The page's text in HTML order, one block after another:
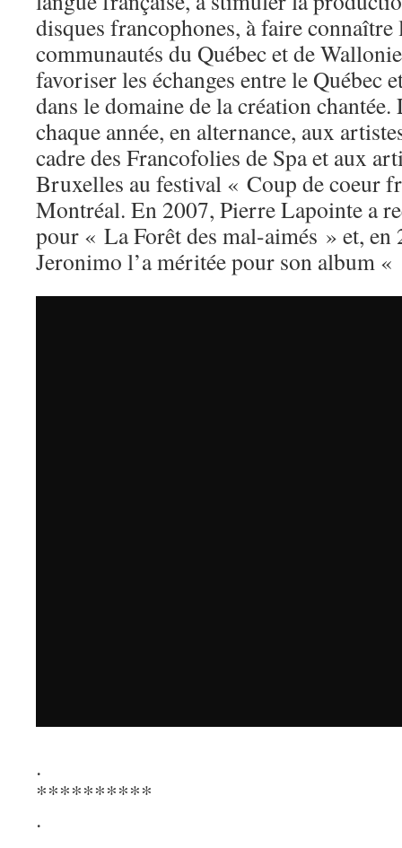
disques francophones, à faire
communautés du Québec et de
favoriser les échanges entre le Québec
dans le domaine de la création
chaque année, en alternance, aux
cadre des Francofolies de Spa et aux
Bruxelles au festival « Coup de coeur
Montréal. En 2007, Pierre Lapointe a
pour « La Forêt des mal-aimés » et, en
Jeronimo l’a méritée pour son album
.
**********
.